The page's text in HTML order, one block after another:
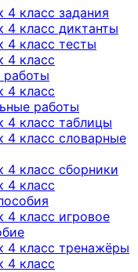
4 класс задания
4 класс диктанты
4 класс тесты
4 класс
работы
4 класс
работы
4 класс таблицы
4 класс словарные
4 класс сборники
4 класс
4 класс игровое
4 класс тренажёры
4 класс